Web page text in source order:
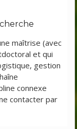
maîtrise (avec
et qui
gestion
connexe
contacter par